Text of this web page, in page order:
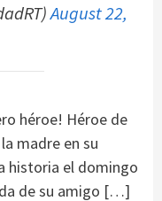
August 22,
héroe! Héroe de
madre en su
historia el domingo
de su amigo […]